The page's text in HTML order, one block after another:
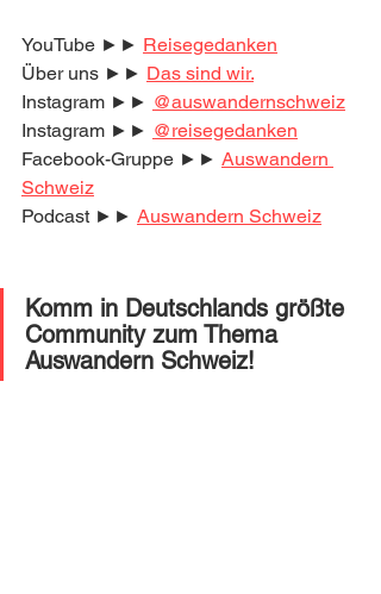
YouTube ►► Reisegedanken
Über uns ►► Das sind wir.
Instagram ►► @auswandernschweiz
Instagram ►► @reisegedanken
Facebook-Gruppe ►► Auswandern
Schweiz
Podcast ►► Auswandern Schweiz
Komm in Deutschlands größte
Community zum Thema
Auswandern Schweiz!